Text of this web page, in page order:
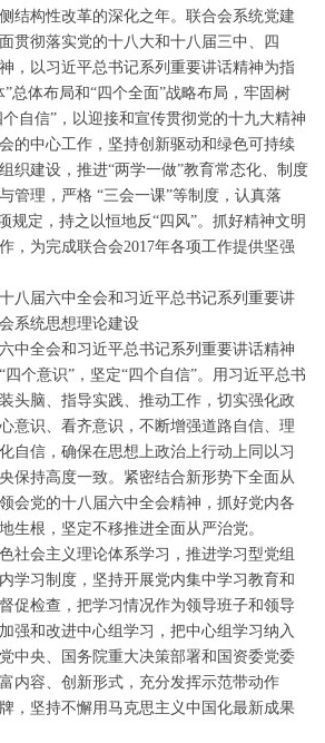
结构性改革的深化之年。联合会系统党建
贯彻落实党的十八大和十八届三中、四
，以习近平总书记系列重要讲话精神为指
总体布局和“四个全面”战略布局，牢固树
个自信”，以迎接和宣传贯彻党的十九大精神
的中心工作，坚持创新驱动和绿色可持续
织建设，推进“两学一做”教育常态化、制度
管理，严格 “三会一课”等制度，认真落
规定，持之以恒地反“四风”。抓好精神文明
，为完成联合会2017年各项工作提供坚强
八届六中全会和习近平总书记系列重要讲
系统思想理论建设
中全会和习近平总书记系列重要讲话精神
个意识”，坚定“四个自信”。用习近平总书
头脑、指导实践、推动工作，切实强化政
意识、看齐意识，不断增强道路自信、理
自信，确保在思想上政治上行动上同以习
保持高度一致。紧密结合新形势下全面从
会党的十八届六中全会精神，抓好党内各
生根，坚定不移推进全面从严治党。
社会主义理论体系学习，推进学习型党组
学习制度，坚持开展党内集中学习教育和
促检查，把学习情况作为领导班子和领导
强和改进中心组学习，把中心组学习纳入
中央、国务院重大决策部署和国资委党委
内容、创新形式，充分发挥示范带动作
，坚持不懈用马克思主义中国化最新成果